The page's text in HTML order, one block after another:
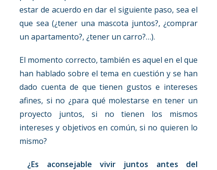
estar de acuerdo en dar el siguiente paso, sea el
que sea (¿tener una mascota juntos?, ¿comprar
un apartamento?, ¿tener un carro?…).
El momento correcto, también es aquel en el que
han hablado sobre el tema en cuestión y se han
dado cuenta de que tienen gustos e intereses
afines, si no ¿para qué molestarse en tener un
proyecto juntos, si no tienen los mismos
intereses y objetivos en común, si no quieren lo
mismo?
¿Es aconsejable vivir juntos antes del